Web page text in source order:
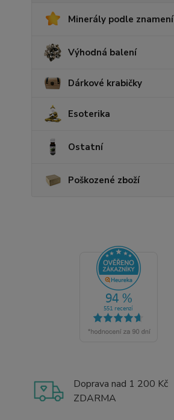
Minerály podle znamení
Výhodná balení
Dárkové krabičky
Esoterika
Ostatní
Poškozené zboží
Doprava nad 1 200 Kč
ZDARMA